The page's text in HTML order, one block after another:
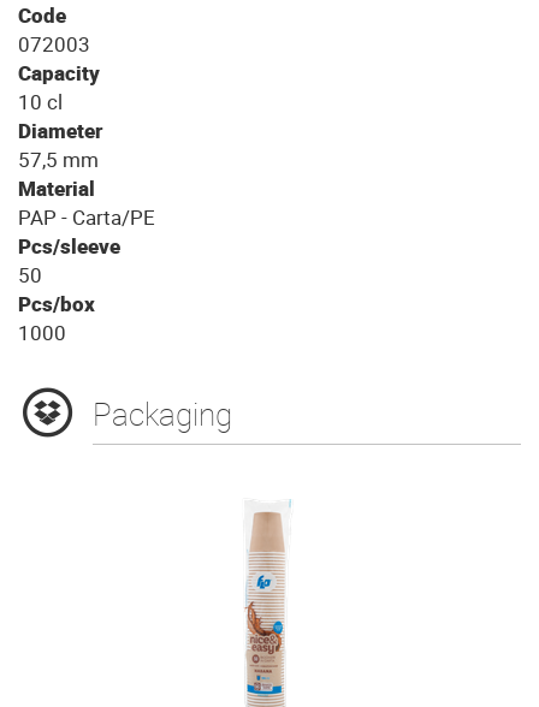
Code
072003
Capacity
10 cl
Diameter
57,5 mm
Material
PAP - Carta/PE
Pcs/sleeve
50
Pcs/box
1000
Packaging